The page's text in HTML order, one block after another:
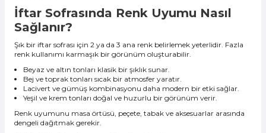
İftar Sofrasında Renk Uyumu Nasıl
Sağlanır?
Şık bir iftar sofrası için 2 ya da 3 ana renk belirlemek yeterlidir. Fazla
renk kullanımı karmaşık bir görünüm oluşturabilir.
Beyaz ve altın tonları klasik bir şıklık sunar.
Bej ve toprak tonları sıcak bir atmosfer yaratır.
Lacivert ve gümüş kombinasyonu daha modern bir etki sağlar.
Yeşil ve krem tonları doğal ve huzurlu bir görünüm verir.
Renk uyumunu masa örtüsü, peçete, tabak ve aksesuarlar arasında
dengeli dağıtmak gerekir.